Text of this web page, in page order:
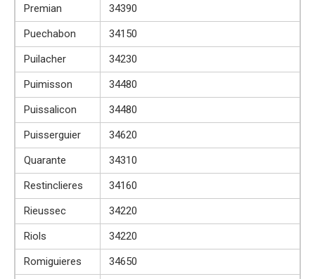
Premian
34390
Puechabon
34150
Puilacher
34230
Puimisson
34480
Puissalicon
34480
Puisserguier
34620
Quarante
34310
Restinclieres
34160
Rieussec
34220
Riols
34220
Romiguieres
34650